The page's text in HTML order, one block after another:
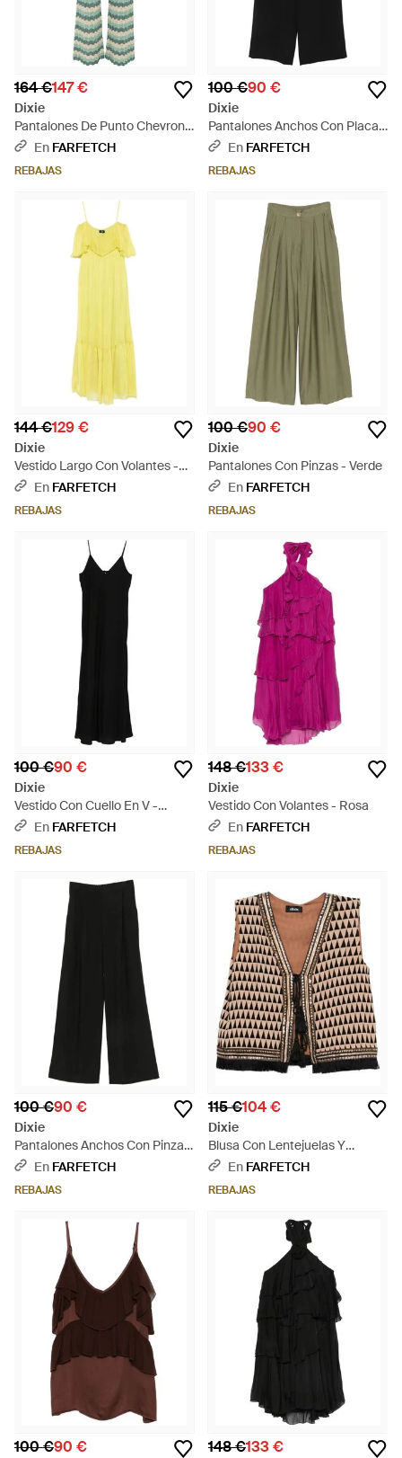
164 €147 €
Dixie
Pantalones De Punto Chevron -
Verde
En FARFETCH
REBAJAS
100 €90 €
Dixie
Pantalones Anchos Con Placa
Del Logo - Negro
En FARFETCH
REBAJAS
144 €129 €
Dixie
Vestido Largo Con Volantes -
Amarillo
En FARFETCH
REBAJAS
100 €90 €
Dixie
Pantalones Con Pinzas - Verde
En FARFETCH
REBAJAS
100 €90 €
Dixie
Vestido Con Cuello En V -
Negro
En FARFETCH
REBAJAS
148 €133 €
Dixie
Vestido Con Volantes - Rosa
En FARFETCH
REBAJAS
100 €90 €
Dixie
Pantalones Anchos Con Pinzas
- Negro
En FARFETCH
REBAJAS
115 €104 €
Dixie
Blusa Con Lentejuelas Y
Estampado Geométrico -
En FARFETCH
REBAJAS
100 €90 € 148 €133 €